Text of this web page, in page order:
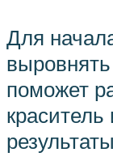
Для
поможет